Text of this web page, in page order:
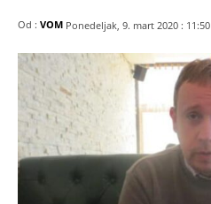
Od : VOM Ponedeljak, 9. mart 2020 : 11:50